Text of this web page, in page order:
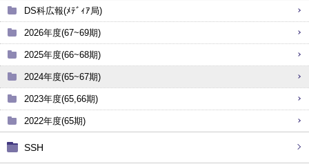
DS科広報(ﾒﾃﾞｨｱ局)
2026年度(67~69期)
2025年度(66~68期)
2024年度(65~67期)
2023年度(65,66期)
2022年度(65期)
SSH